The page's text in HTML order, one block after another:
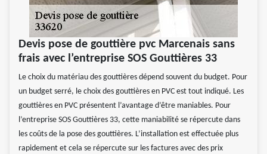
Devis pose de gouttière pvc Marcenais sans
frais avec l’entreprise SOS Gouttières 33
Le choix du matériau des gouttières dépend souvent du budget. Pour
un budget serré, le choix des gouttières en PVC est tout indiqué. Les
gouttières en PVC présentent l’avantage d’être maniables. Pour
l’entreprise SOS Gouttières 33, cette maniabilité se répercute dans
les coûts de la pose des gouttières. L’installation est effectuée plus
rapidement et cela se répercute sur les factures avec des prix